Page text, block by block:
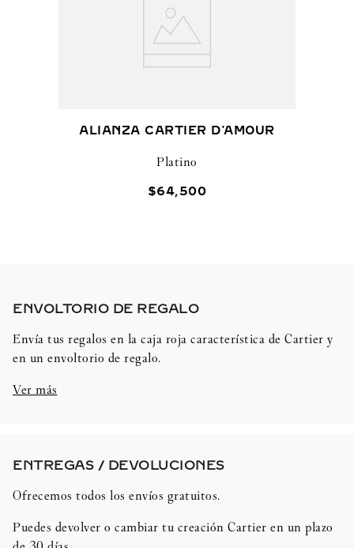
ALIANZA CARTIER D'AMOUR
Platino
$64,500
ENVOLTORIO DE REGALO​
Envía tus regalos en la caja roja característica de Cartier y
en un envoltorio de regalo.
Ver más
ENTREGAS / DEVOLUCIONES​
Ofrecemos todos los envíos gratuitos.
Puedes devolver o cambiar tu creación Cartier en un plazo